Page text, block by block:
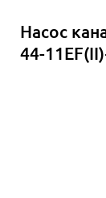
Насос
44-